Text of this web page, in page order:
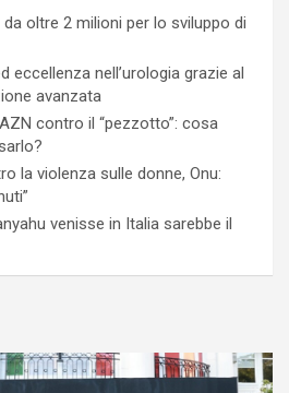
oltre 2 milioni per lo sviluppo di
eccellenza nell’urologia grazie al
avanzata
contro il “pezzotto”: cosa
la violenza sulle donne, Onu:
venisse in Italia sarebbe il